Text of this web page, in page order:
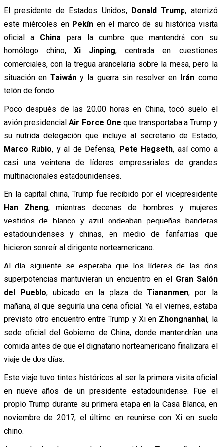
El presidente de Estados Unidos, Donald Trump, aterrizó
este miércoles en Pekín en el marco de su histórica visita
oficial a China para la cumbre que mantendrá con su
homólogo chino, Xi Jinping, centrada en cuestiones
comerciales, con la tregua arancelaria sobre la mesa, pero la
situación en Taiwány la guerra sin resolver en Irán como
telón de fondo.
Poco después de las 20.00 horas en China, tocó suelo el
avión presidencialAir Force One que transportaba a Trump y
su nutrida delegación que incluye al secretario de Estado,
Marco Rubio, y al de Defensa, Pete Hegseth, así como a
casi una veintena de líderes empresariales de grandes
multinacionales estadounidenses.
En la capital china, Trump fue recibido por el vicepresidente
Han Zheng, mientras decenas de hombres y mujeres
vestidos de blanco y azul ondeaban pequeñas banderas
estadounidenses y chinas, en medio de fanfarrias que
hicieron sonreír al dirigente norteamericano.
Al día siguiente se esperaba que los líderes de las dos
superpotencias mantuvieran un encuentro en el Gran Salón
del Pueblo, ubicado en la plaza deTiananmen, por la
mañana, al que seguiría una cena oficial. Ya el viernes, estaba
previsto otro encuentro entre Trump y Xi en Zhongnanhai, la
sede oficial del Gobierno de China, donde mantendrían una
comida antes de que el dignatario norteamericano finalizara el
viaje de dos días.
Este viaje tuvo tintes históricos al ser la primera visita oficial
en nueve años de un presidente estadounidense. Fue el
propio Trump durante su primera etapa en la Casa Blanca, en
noviembre de 2017, el último en reunirse con Xi en suelo
chino.